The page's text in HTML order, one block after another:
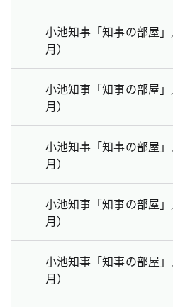
小池知事「知事の部屋
月）
小池知事「知事の部屋
月）
小池知事「知事の部屋
月）
小池知事「知事の部屋
月）
小池知事「知事の部屋
月）